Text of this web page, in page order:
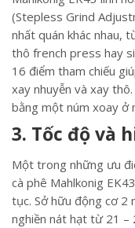
(Stepless Grind
nhất quán khác nhau,
thô french press hay
16 điểm tham chiếu
xay nhuyễn và xay
bằng một núm xoay ở
3. Tốc độ và
Một trong những ưu
cà phê Mahlkonig
tục. Sở hữu động cơ 2
nghiền nát hạt từ 21 –